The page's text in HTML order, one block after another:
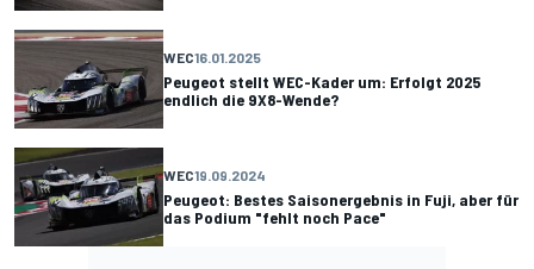
WEC16.01.2025
Peugeot stellt WEC-Kader um: Erfolgt 2025
endlich die 9X8-Wende?
WEC19.09.2024
Peugeot: Bestes Saisonergebnis in Fuji, aber für
das Podium "fehlt noch Pace"